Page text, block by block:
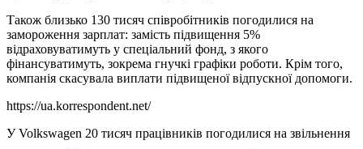
Також близько 130 тисяч співробітників погодилися на
замороження зарплат: замість підвищення 5%
відраховуватимуть у спеціальний фонд, з якого
фінансуватимуть, зокрема гнучкі графіки роботи. Крім того,
компанія скасувала виплати підвищеної відпускної допомоги.
https://ua.korrespondent.net/
У Volkswagen 20 тисяч працівників погодилися на звільнення